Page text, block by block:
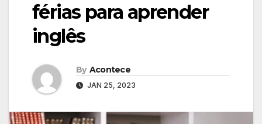
férias para aprender
inglês
By Acontece
JAN 25, 2023